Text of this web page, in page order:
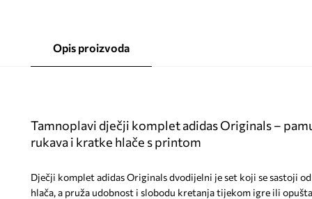
Opis proizvoda
Tamnoplavi dječji komplet adidas Originals –
rukava i kratke hlače s printom
Dječji komplet adidas Originals dvodijelni je set koji se sastoji
hlača, a pruža udobnost i slobodu kretanja tijekom igre ili